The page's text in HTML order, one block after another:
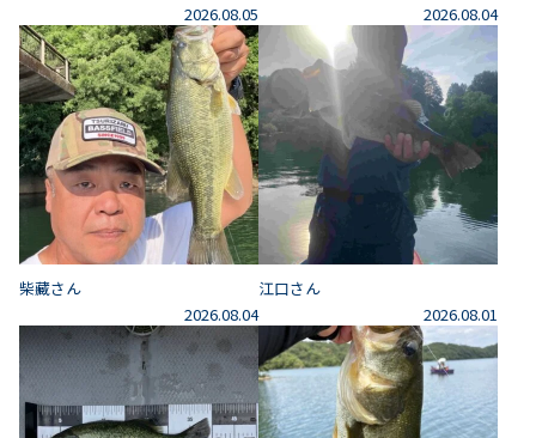
2026.08.05
2026.08.04
柴藏さん
2026.08.04
江口さん
2026.08.01